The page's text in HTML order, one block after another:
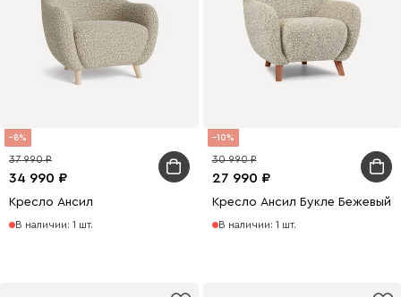
8
34 990
37 990
Кресло Ансил
В наличии: 1 шт.
10
27 990
30 990
Кресло Ансил Букле Бежевый
В наличии: 1 шт.